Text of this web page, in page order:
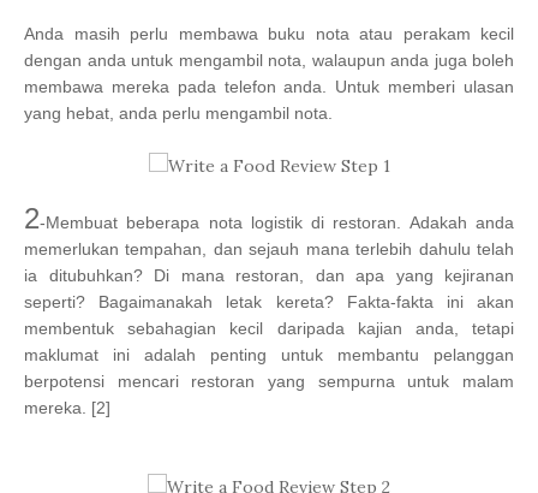
Anda masih perlu membawa buku nota atau perakam kecil
dengan anda untuk mengambil nota, walaupun anda juga boleh
membawa mereka pada telefon anda. Untuk memberi ulasan
yang hebat, anda perlu mengambil nota.
2-Membuat beberapa nota logistik di restoran. Adakah anda
memerlukan tempahan, dan sejauh mana terlebih dahulu telah
ia ditubuhkan? Di mana restoran, dan apa yang kejiranan
seperti? Bagaimanakah letak kereta? Fakta-fakta ini akan
membentuk sebahagian kecil daripada kajian anda, tetapi
maklumat ini adalah penting untuk membantu pelanggan
berpotensi mencari restoran yang sempurna untuk malam
mereka. [2]